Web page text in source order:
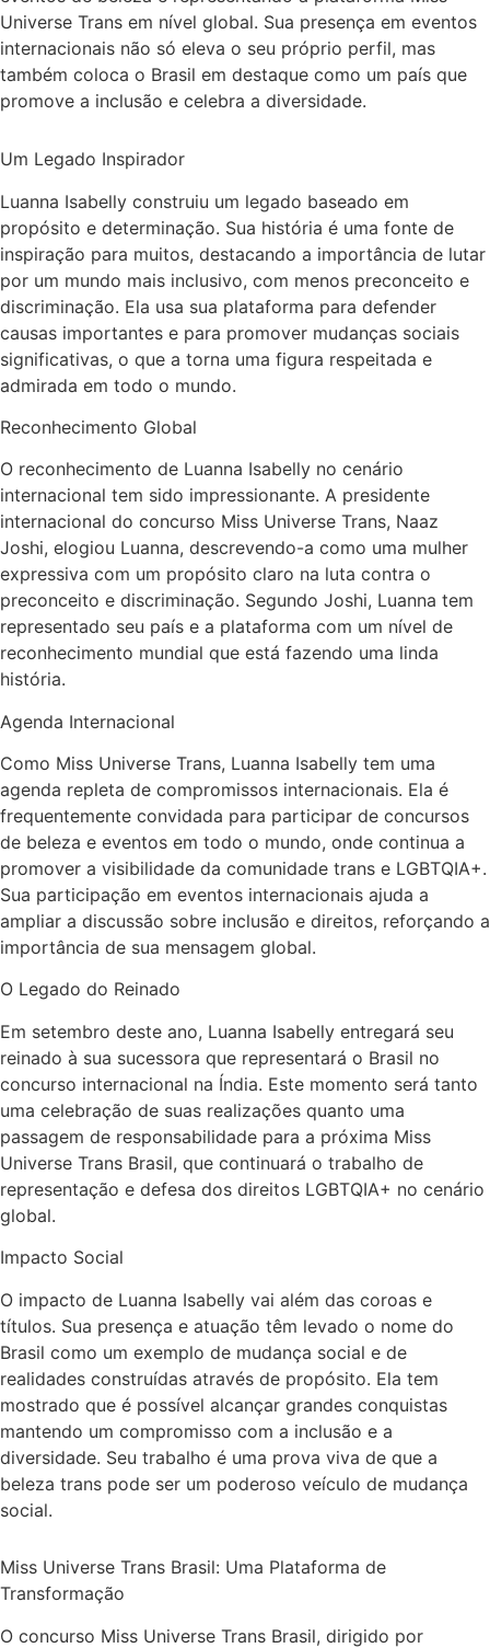
Universe Trans em nível global. Sua presença em eventos
internacionais não só eleva o seu próprio perfil, mas
também coloca o Brasil em destaque como um país que
promove a inclusão e celebra a diversidade.
Um Legado Inspirador
Luanna Isabelly construiu um legado baseado em
propósito e determinação. Sua história é uma fonte de
inspiração para muitos, destacando a importância de lutar
por um mundo mais inclusivo, com menos preconceito e
discriminação. Ela usa sua plataforma para defender
causas importantes e para promover mudanças sociais
significativas, o que a torna uma figura respeitada e
admirada em todo o mundo.
Reconhecimento Global
O reconhecimento de Luanna Isabelly no cenário
internacional tem sido impressionante. A presidente
internacional do concurso Miss Universe Trans, Naaz
Joshi, elogiou Luanna, descrevendo-a como uma mulher
expressiva com um propósito claro na luta contra o
preconceito e discriminação. Segundo Joshi, Luanna tem
representado seu país e a plataforma com um nível de
reconhecimento mundial que está fazendo uma linda
história.
Agenda Internacional
Como Miss Universe Trans, Luanna Isabelly tem uma
agenda repleta de compromissos internacionais. Ela é
frequentemente convidada para participar de concursos
de beleza e eventos em todo o mundo, onde continua a
promover a visibilidade da comunidade trans e LGBTQIA+.
Sua participação em eventos internacionais ajuda a
ampliar a discussão sobre inclusão e direitos, reforçando a
importância de sua mensagem global.
O Legado do Reinado
Em setembro deste ano, Luanna Isabelly entregará seu
reinado à sua sucessora que representará o Brasil no
concurso internacional na Índia. Este momento será tanto
uma celebração de suas realizações quanto uma
passagem de responsabilidade para a próxima Miss
Universe Trans Brasil, que continuará o trabalho de
representação e defesa dos direitos LGBTQIA+ no cenário
global.
Impacto Social
O impacto de Luanna Isabelly vai além das coroas e
títulos. Sua presença e atuação têm levado o nome do
Brasil como um exemplo de mudança social e de
realidades construídas através de propósito. Ela tem
mostrado que é possível alcançar grandes conquistas
mantendo um compromisso com a inclusão e a
diversidade. Seu trabalho é uma prova viva de que a
beleza trans pode ser um poderoso veículo de mudança
social.
Miss Universe Trans Brasil: Uma Plataforma de
Transformação
O concurso Miss Universe Trans Brasil, dirigido por